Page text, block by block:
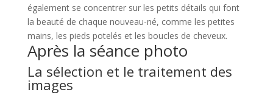
également se concentrer sur les petits détails qui font
la beauté de chaque nouveau-né, comme les petites
mains, les pieds potelés et les boucles de cheveux.
Après la séance photo
La sélection et le traitement des
images